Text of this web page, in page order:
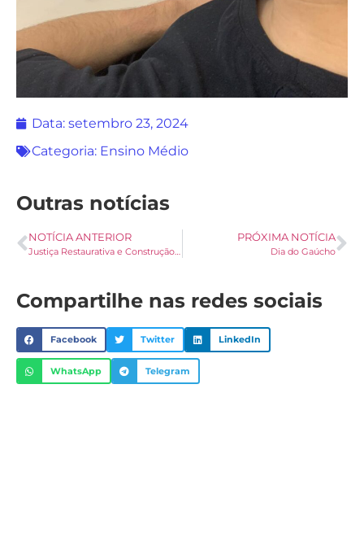
Data: setembro 23, 2024
Categoria: Ensino Médio
Outras notícias
NOTÍCIA ANTERIOR
Justiça Restaurativa e Construção de Paz
PRÓXIMA NOTÍCIA
Dia do Gaúcho
Compartilhe nas redes sociais
Facebook Twitter LinkedIn
WhatsApp Telegram